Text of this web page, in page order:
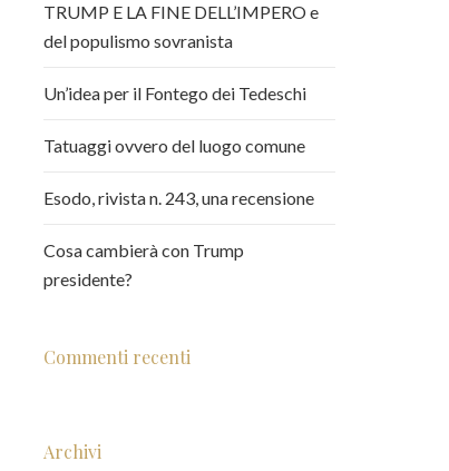
TRUMP E LA FINE DELL’IMPERO e
del populismo sovranista
Un’idea per il Fontego dei Tedeschi
Tatuaggi ovvero del luogo comune
Esodo, rivista n. 243, una recensione
Cosa cambierà con Trump
presidente?
Commenti recenti
Archivi